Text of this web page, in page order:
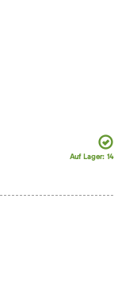
Auf Lager: 14